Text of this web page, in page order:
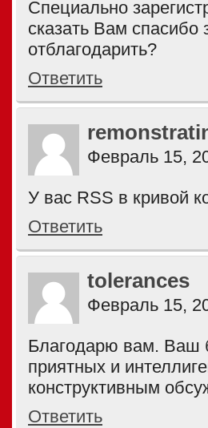
Специально
сказать Вам спасибо
отблагодарить?
Ответить
Февраль 15,
У вас RSS в кривой
Ответить
tolerances
Февраль 15,
Благодарю вам. Ваш
приятных и
конструктивным
Ответить